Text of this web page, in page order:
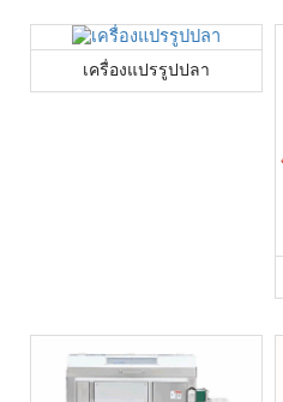
เครื่องแปรรูปปลา